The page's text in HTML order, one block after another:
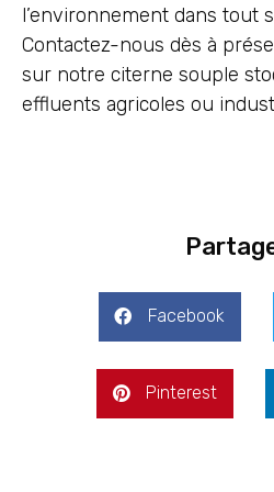
l’environnement dans tout
Contactez-nous dès à
sur notre citerne souple
effluents agricoles ou
Facebook
Pinterest